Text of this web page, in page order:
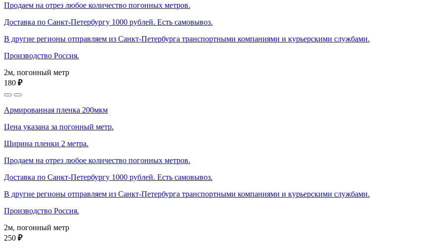
Продаем на отрез любое количество погонных метров.
Доставка по Санкт-Петербургу 1000 рублей. Есть самовывоз.
В другие регионы отправляем из Санкт-Петербурга транспортными компаниями и курьерскими службами.
Производство Россия.
2м, погонный метр
180 ₽
Армированная пленка 200мкм
Цена указана за погонный метр.
Ширина пленки 2 метра.
Продаем на отрез любое количество погонных метров.
Доставка по Санкт-Петербургу 1000 рублей. Есть самовывоз.
В другие регионы отправляем из Санкт-Петербурга транспортными компаниями и курьерскими службами.
Производство Россия.
2м, погонный метр
250 ₽